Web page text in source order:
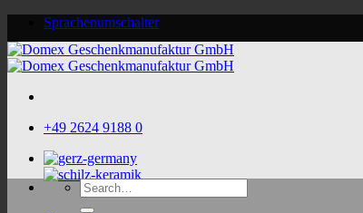
content
Sprachenumschalter
+49 2624 9188 0
Search
for: